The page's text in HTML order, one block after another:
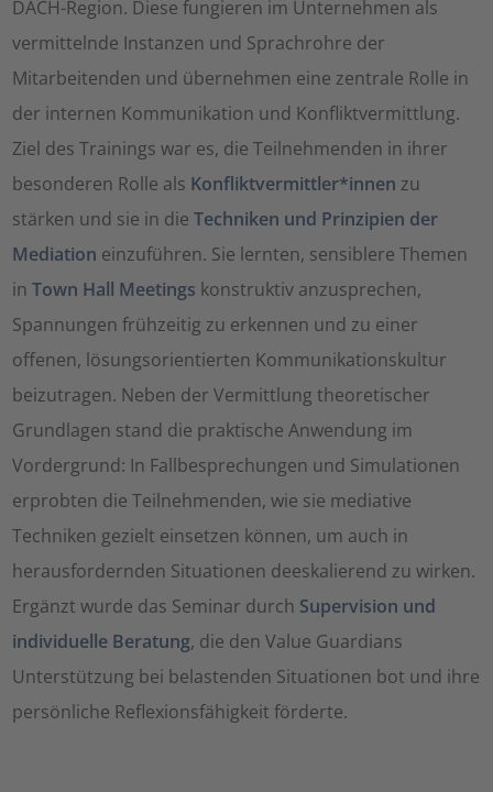
DACH-Region. Diese fungieren im Unternehmen als
vermittelnde Instanzen und Sprachrohre der
Mitarbeitenden und übernehmen eine zentrale Rolle in
der internen Kommunikation und Konfliktvermittlung.
Ziel des Trainings war es, die Teilnehmenden in ihrer
besonderen Rolle als Konfliktvermittler*innen zu
stärken und sie in dieTechniken und Prinzipien der
Mediation einzuführen. Sie lernten, sensiblere Themen
inTown Hall Meetings konstruktiv anzusprechen,
Spannungen frühzeitig zu erkennen und zu einer
offenen, lösungsorientierten Kommunikationskultur
beizutragen. Neben der Vermittlung theoretischer
Grundlagen stand die praktische Anwendung im
Vordergrund: In Fallbesprechungen und Simulationen
erprobten die Teilnehmenden, wie sie mediative
Techniken gezielt einsetzen können, um auch in
herausfordernden Situationen deeskalierend zu wirken.
Ergänzt wurde das Seminar durch Supervision und
individuelle Beratung, die den Value Guardians
Unterstützung bei belastenden Situationen bot und ihre
persönliche Reflexionsfähigkeit förderte.